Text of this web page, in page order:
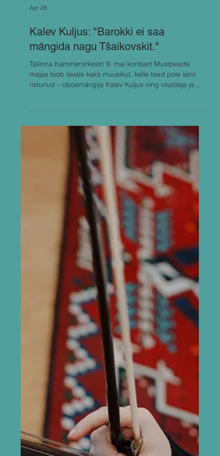
Kalev Kuljus: "Barokki ei saa
mängida nagu Tšaikovskit."
Tallinna Kammerorkestri 9. mai kontsert Mustpeade
majas toob lavale kaks muusikut, kelle teed pole seni
ristunud – oboemängija Kalev Kuljus ning viiuldaja ja
dirigent Peter Spissky. Kava keskmes on Johann
Sebastian Bachi topeltkontsert viiulile ja oboele – teos,
mille toimimine sõltub peaaegu nähtamatust
koosmängust ja vastastikusest kuulamisest. Kõlavad ka
Antonio Vivaldi, Alessandro Marcello, Charles Avisoni ja
Georg Philipp Telemanni teosed, mis avavad
barokkmuusikat selle